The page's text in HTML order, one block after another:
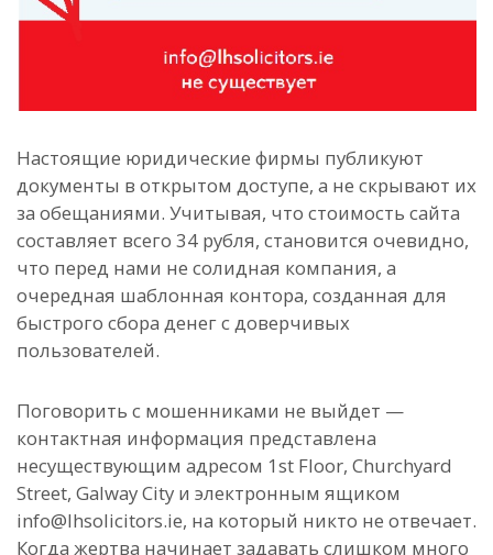
Настоящие юридические фирмы публикуют
документы в открытом доступе, а не скрывают их
за обещаниями. Учитывая, что стоимость сайта
составляет всего 34 рубля, становится очевидно,
что перед нами не солидная компания, а
очередная шаблонная контора, созданная для
быстрого сбора денег с доверчивых
пользователей.
Поговорить с мошенниками не выйдет —
контактная информация представлена
несуществующим адресом 1st Floor, Churchyard
Street, Galway City и электронным ящиком
info@lhsolicitors.ie, на который никто не отвечает.
Когда жертва начинает задавать слишком много